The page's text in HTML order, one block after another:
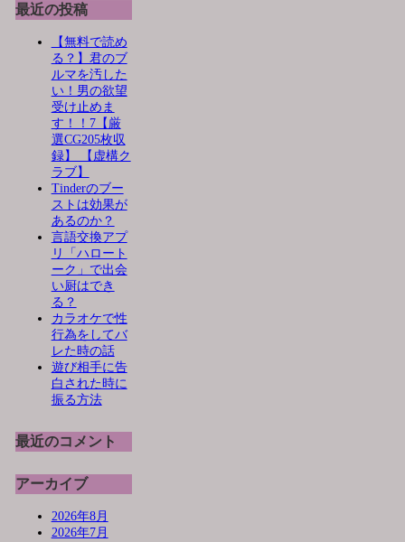
最近の投稿
【無料で読め
る？】君のブ
ルマを汚した
い！男の欲望
受け止めま
す！！7【厳
選CG205枚収
録】 【虚構ク
ラブ】
Tinderのブー
ストは効果が
あるのか？
言語交換アプ
リ「ハロート
ーク」で出会
い厨はでき
る？
カラオケで性
行為をしてバ
レた時の話
遊び相手に告
白された時に
振る方法
最近のコメント
アーカイブ
2026年8月
2026年7月